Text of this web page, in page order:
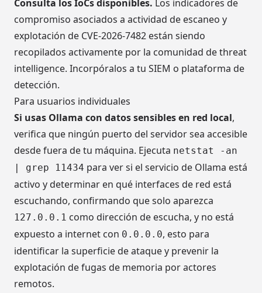
Consulta los IoCs disponibles. Los indicadores de
compromiso asociados a actividad de escaneo y
explotación de CVE-2026-7482 están siendo
recopilados activamente por la comunidad de threat
intelligence. Incorpóralos a tu SIEM o plataforma de
detección.
Para usuarios individuales
Si usas Ollama con datos sensibles en red local,
verifica que ningún puerto del servidor sea accesible
desde fuera de tu máquina. Ejecuta netstat -an
| grep 11434 para ver si el servicio de Ollama está
activo y determinar en qué interfaces de red está
escuchando, confirmando que solo aparezca
127.0.0.1 como dirección de escucha, y no está
expuesto a internet con 0.0.0.0, esto para
identificar la superficie de ataque y prevenir la
explotación de fugas de memoria por actores
remotos.